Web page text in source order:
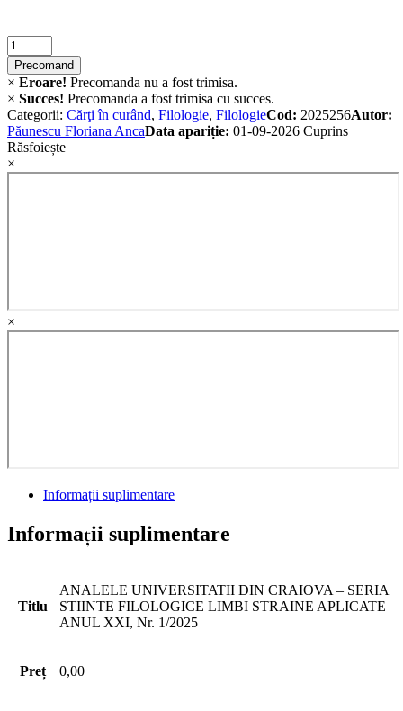
Criminalistica
quantity
Precomand
× Eroare! Precomanda nu a fost trimisa.
× Succes! Precomanda a fost trimisa cu succes.
Categorii: Cărţi în curând, Filologie, FilologieCod: 2025256Autor:
Păunescu Floriana AncaData apariție: 01-09-2026 Cuprins
Răsfoiește
×
×
Informații suplimentare
Informații suplimentare
Titlu
ANALELE UNIVERSITATII DIN CRAIOVA – SERIA
STIINTE FILOLOGICE LIMBI STRAINE APLICATE
ANUL XXI, Nr. 1/2025
Preț 0,00